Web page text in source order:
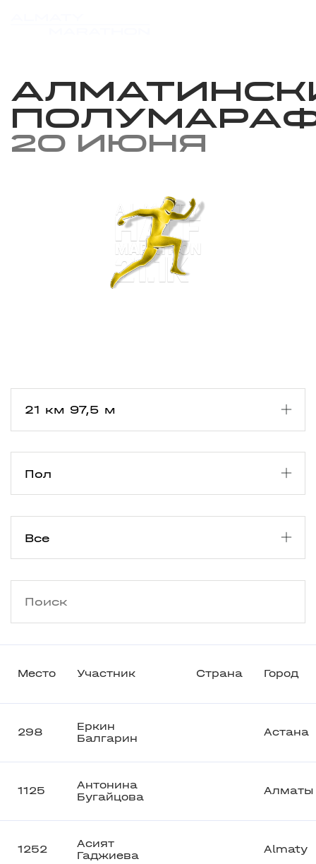
20 июня
Место Участник Страна Город
298
Еркин
Балгарин
Астана
1125
Антонина
Бугайцова
Алматы
1252
Асият
Гаджиева
Almaty